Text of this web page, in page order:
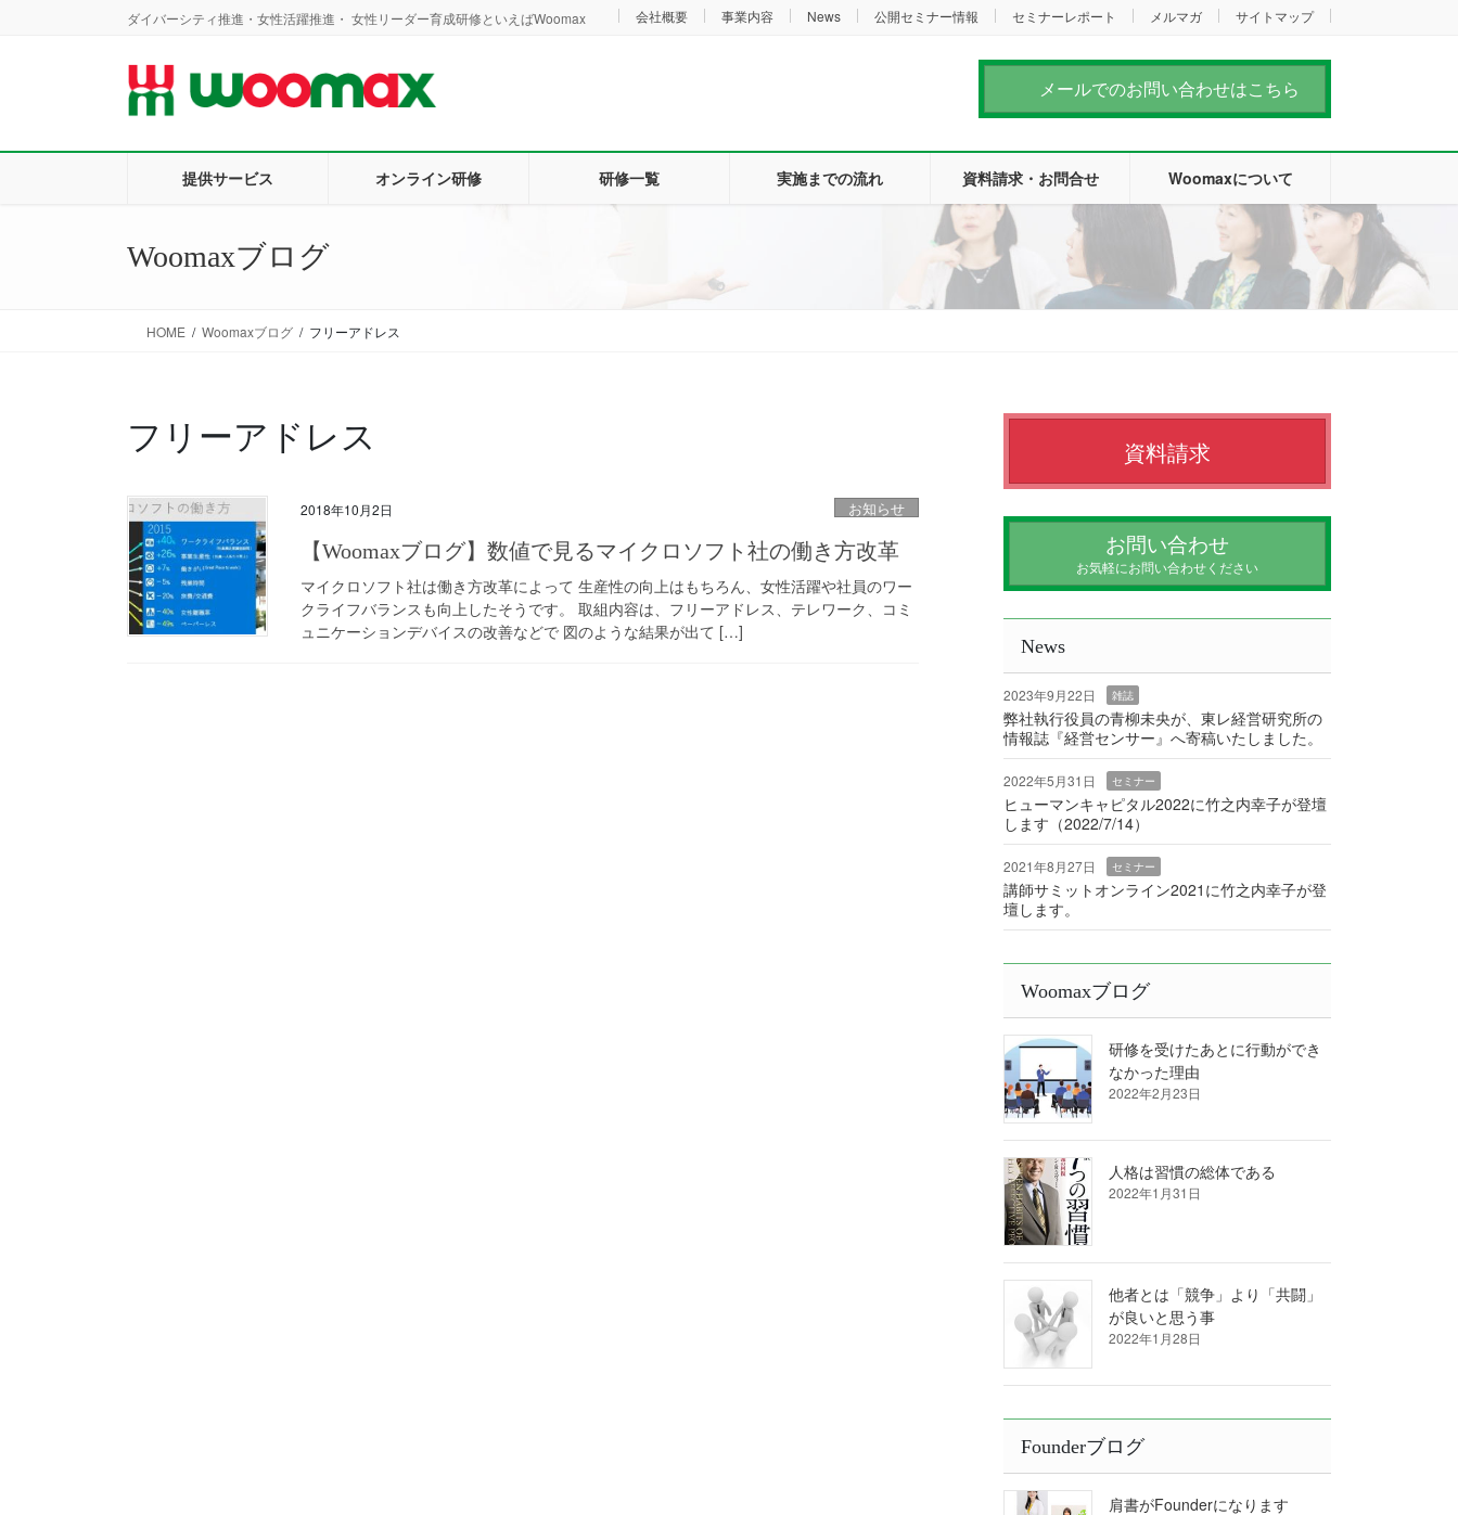
ダイバーシティ推進・女性活躍推進・ 女性リーダー育成研修といえばWoomax 会社概要 事業内容 News 公開セミナー情報 セミナーレポート メルマガ サイトマップ
メールでのお問い合わせはこちら
提供サービス オンライン研修 研修一覧 実施までの流れ 資料請求・お問合せ Woomaxについて
Woomaxブログ
HOME Woomaxブログ フリーアドレス
フリーアドレス
2018年10月2日 お知らせ
【Woomaxブログ】数値で見るマイクロソフト社の働き方改革
マイクロソフト社は働き方改革によって 生産性の向上はもちろん、女性活躍や社員のワー
クライフバランスも向上したそうです。 取組内容は、フリーアドレス、テレワーク、コミ
ュニケーションデバイスの改善などで 図のような結果が出て […]
資料請求
お問い合わせ
お気軽にお問い合わせください
News
2023年9月22日 雑誌
弊社執行役員の青柳未央が、東レ経営研究所の
情報誌『経営センサー』へ寄稿いたしました。
2022年5月31日 セミナー
ヒューマンキャピタル2022に竹之内幸子が登壇
します（2022/7/14）
2021年8月27日 セミナー
講師サミットオンライン2021に竹之内幸子が登
壇します。
Woomaxブログ
研修を受けたあとに行動ができ
なかった理由
2022年2月23日
人格は習慣の総体である
2022年1月31日
他者とは「競争」より「共闘」
が良いと思う事
2022年1月28日
Founderブログ
肩書がFounderになります